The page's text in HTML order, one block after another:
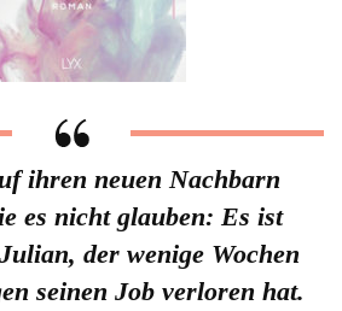
ihren neuen Nachbarn
es nicht glauben: Es ist
der wenige Wochen
seinen Job verloren hat.